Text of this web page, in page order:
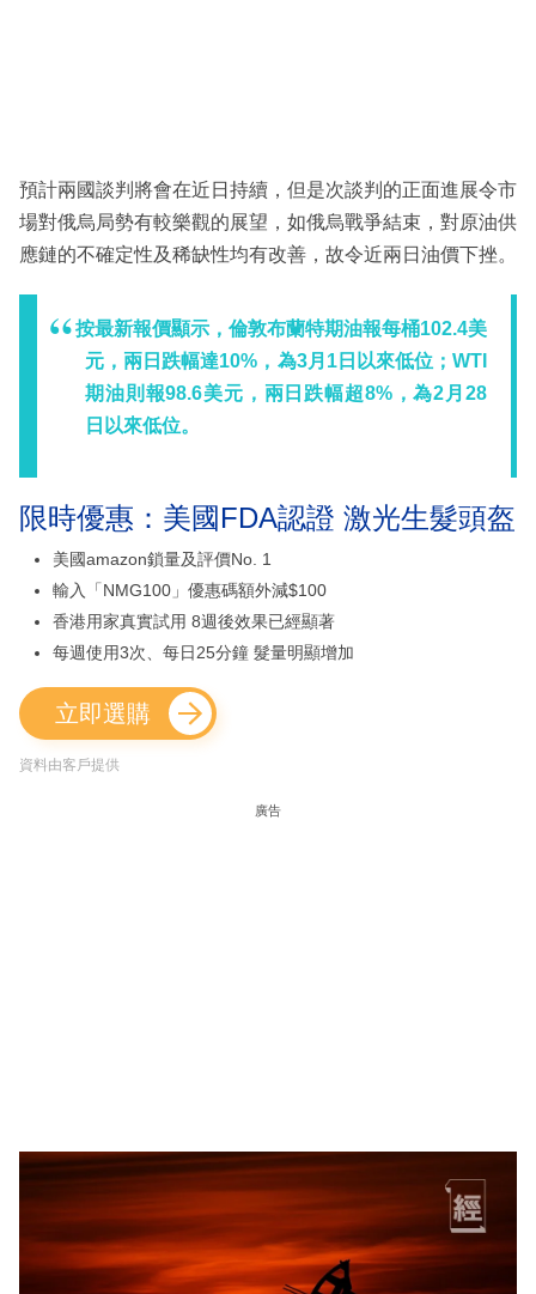
預計兩國談判將會在近日持續，但是次談判的正面進展令市
場對俄烏局勢有較樂觀的展望，如俄烏戰爭結束，對原油供
應鏈的不確定性及稀缺性均有改善，故令近兩日油價下挫。
按最新報價顯示，倫敦布蘭特期油報每桶102.4美
元，兩日跌幅達10%，為3月1日以來低位；WTI
期油則報98.6美元，兩日跌幅超8%，為2月28
日以來低位。
限時優惠：美國FDA認證 激光生髮頭盔
美國amazon鎖量及評價No. 1
輸入「NMG100」優惠碼額外減$100
香港用家真實試用 8週後效果已經顯著
每週使用3次、每日25分鐘 髮量明顯增加
立即選購
資料由客戶提供
廣告